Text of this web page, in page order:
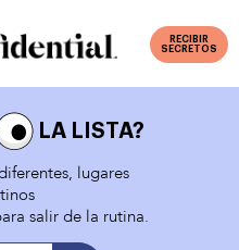
RECIBIR
SECRETOS
LA LISTA?
lugares
salir de la rutina.